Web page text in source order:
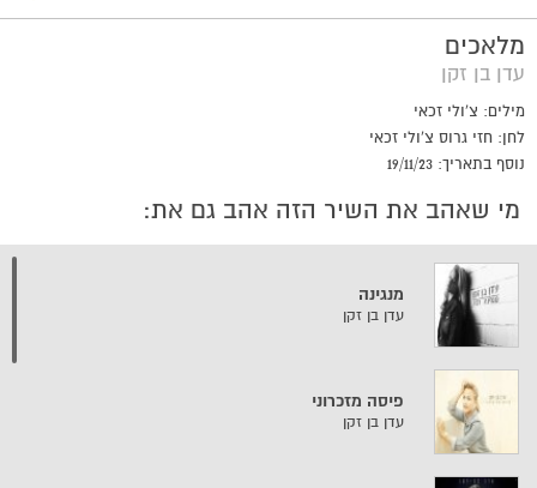
מלאכים
עדן בן זקן
מילים: צ'ולי זכאי
לחן: חזי גרוס צ'ולי זכאי
נוסף בתאריך: 19/11/23
מי שאהב את השיר הזה אהב גם את:
מנגינה
עדן בן זקן
פיסה מזכרוני
עדן בן זקן